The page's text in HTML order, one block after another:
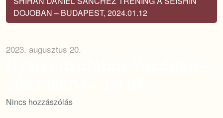
DOJOBAN – BUDAPEST, 2024.01.12
2023. augusztus 20.
Nincs hozzászólás